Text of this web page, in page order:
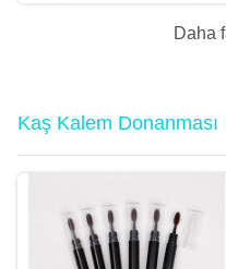
Daha
Kaş Kalem Donanması